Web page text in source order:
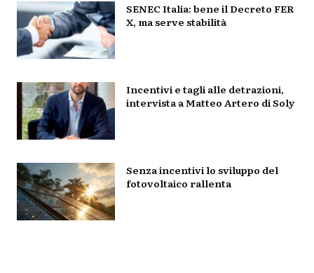
SENEC Italia: bene il Decreto FER
X, ma serve stabilità
Incentivi e tagli alle detrazioni,
intervista a Matteo Artero di Soly
Senza incentivi lo sviluppo del
fotovoltaico rallenta